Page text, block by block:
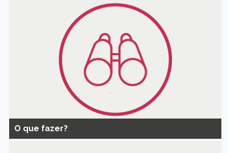
O que fazer?